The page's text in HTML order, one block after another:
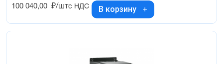
100 040,00 ₽/штс НДС В корзину